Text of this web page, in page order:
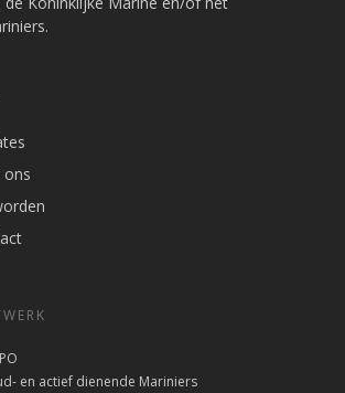
ons
en actief dienende Mariniers